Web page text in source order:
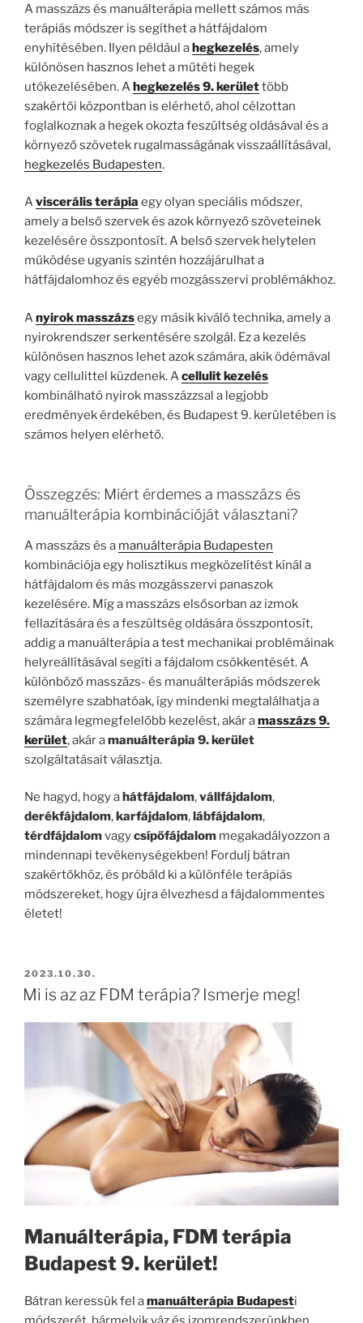
A masszázs és manuálterápia mellett számos más
terápiás módszer is segíthet a hátfájdalom
enyhítésében. Ilyen például ahegkezelés, amely
különösen hasznos lehet a műtéti hegek
utókezelésében. Ahegkezelés 9. kerülettöbb
szakértői központban is elérhető, ahol célzottan
foglalkoznak a hegek okozta feszültség oldásával és a
környező szövetek rugalmasságának visszaállításával,
hegkezelés Budapesten.
Aviscerális terápia egy olyan speciális módszer,
amely a belső szervek és azok környező szöveteinek
kezelésére összpontosít. A belső szervek helytelen
működése ugyanis szintén hozzájárulhat a
hátfájdalomhoz és egyéb mozgásszervi problémákhoz.
Anyirok masszázsegy másik kiváló technika, amely a
nyirokrendszer serkentésére szolgál. Ez a kezelés
különösen hasznos lehet azok számára, akik ödémával
vagy cellulittel küzdenek. Acellulit kezelés
kombinálható nyirok masszázzsal a legjobb
eredmények érdekében, és Budapest 9. kerületében is
számos helyen elérhető.
Összegzés: Miért érdemes a masszázs és
manuálterápia kombinációját választani?
A masszázs és a manuálterápia Budapesten
kombinációja egy holisztikus megközelítést kínál a
hátfájdalom és más mozgásszervi panaszok
kezelésére. Míg a masszázs elsősorban az izmok
fellazítására és a feszültség oldására összpontosít,
addig a manuálterápia a test mechanikai problémáinak
helyreállításával segíti a fájdalom csökkentését. A
különböző masszázs- és manuálterápiás módszerek
személyre szabhatóak, így mindenki megtalálhatja a
számára legmegfelelőbb kezelést, akár amasszázs 9.
kerület, akár amanuálterápia 9. kerület
szolgáltatásait választja.
Ne hagyd, hogy a hátfájdalom,vállfájdalom,
derékfájdalom, karfájdalom, lábfájdalom,
térdfájdalomvagycsípőfájdalom megakadályozzon a
mindennapi tevékenységekben! Fordulj bátran
szakértőkhöz, és próbáld ki a különféle terápiás
módszereket, hogy újra élvezhesd a fájdalommentes
életet!
BEKÜLDVE:
2023.10.30.
Mi is az az FDM terápia? Ismerje meg!
Manuálterápia, FDM terápia
Budapest 9. kerület!
Bátran keressük fel amanuálterápia Budapesti